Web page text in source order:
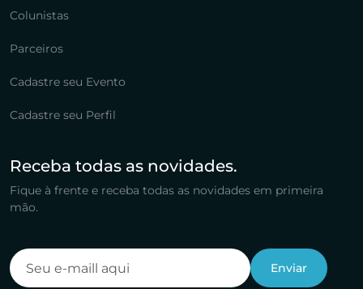
Colunistas
Parceiros
Cadastre seu Evento
Cadastre seu Perfil
Receba todas as novidades.
Fique à frente e receba todas as novidades em primeira
mão.